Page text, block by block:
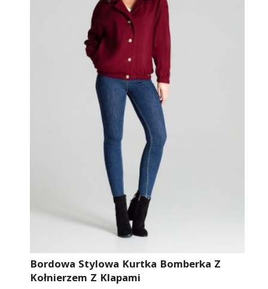
Bordowa Stylowa Kurtka Bomberka Z
Kołnierzem Z Klapami